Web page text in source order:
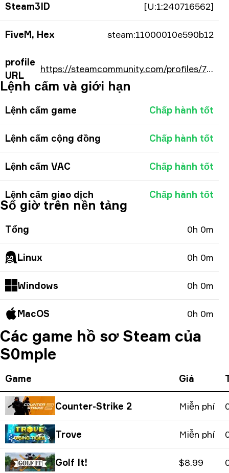
Steam3ID [U:1:240716562]
FiveM, Hex steam:11000010e590b12
profile
URL
https://steamcommunity.com/profiles/76561198200982290/
Lệnh cấm và giới hạn
Lệnh cấm game Chấp hành tốt
Lệnh cấm cộng đồng Chấp hành tốt
Lệnh cấm VAC Chấp hành tốt
Lệnh cấm giao dịch Chấp hành tốt
Số giờ trên nền tảng
Tổng 0h 0m
Linux 0h 0m
Windows 0h 0m
MacOS 0h 0m
Các game hồ sơ Steam của
S0mple
Game Giá
Counter-Strike 2 Miễn phí
Trove Miễn phí
Golf It! $8.99